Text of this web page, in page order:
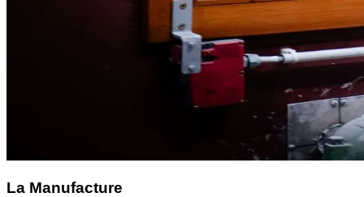
La Manufacture